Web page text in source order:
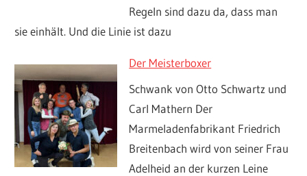
Regeln sind dazu da, dass man
sie einhält. Und die Linie ist dazu
Der Meisterboxer
Schwank von Otto Schwartz und
Carl Mathern Der
Marmeladenfabrikant Friedrich
Breitenbach wird von seiner Frau
Adelheid an der kurzen Leine